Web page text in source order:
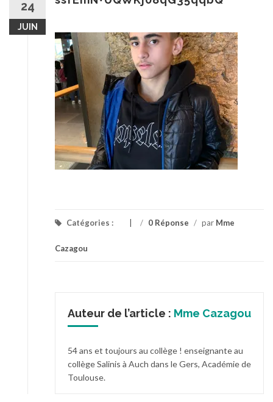
24
JUIN
Catégories : / 0 Réponse / par Mme
Cazagou
Auteur de l’article : Mme Cazagou
54 ans et toujours au collège ! enseignante au
collège Salinis à Auch dans le Gers, Académie de
Toulouse.